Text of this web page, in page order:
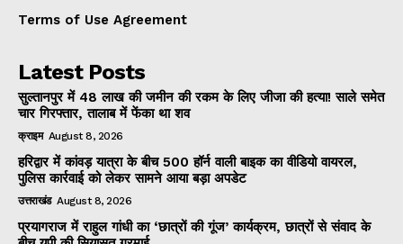
Terms of Use Agreement
Latest Posts
सुल्तानपुर में 48 लाख की जमीन की रकम के लिए जीजा की हत्या! साले समेत
चार गिरफ्तार, तालाब में फेंका था शव
क्राइम August 8, 2026
हरिद्वार में कांवड़ यात्रा के बीच 500 हॉर्न वाली बाइक का वीडियो वायरल,
पुलिस कार्रवाई को लेकर सामने आया बड़ा अपडेट
उत्तराखंड August 8, 2026
प्रयागराज में राहुल गांधी का ‘छात्रों की गूंज’ कार्यक्रम, छात्रों से संवाद के